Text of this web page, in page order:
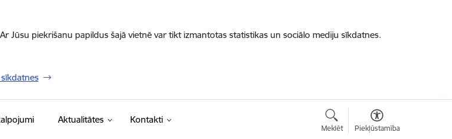
Jūsu piekrišanu papildus šajā vietnē var tikt izmantotas statistikas un sociālo mediju sīkdatnes.
Aktualitātes Kontakti
Meklēt Piekļūstamība